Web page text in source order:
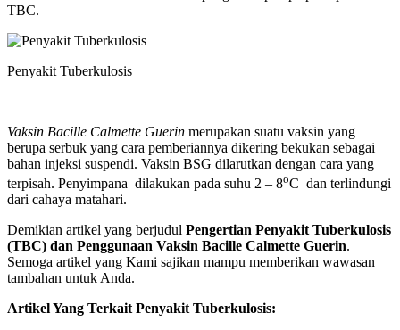
TBC.
Penyakit Tuberkulosis
Vaksin Bacille Calmette Guerin merupakan suatu vaksin yang
berupa serbuk yang cara pemberiannya dikering bekukan sebagai
bahan injeksi suspendi. Vaksin BSG dilarutkan dengan cara yang
terpisah. Penyimpana dilakukan pada suhu 2 – 8oC dan terlindungi
dari cahaya matahari.
Demikian artikel yang berjudul Pengertian Penyakit Tuberkulosis
(TBC) dan Penggunaan Vaksin Bacille Calmette Guerin.
Semoga artikel yang Kami sajikan mampu memberikan wawasan
tambahan untuk Anda.
Artikel Yang Terkait Penyakit Tuberkulosis: